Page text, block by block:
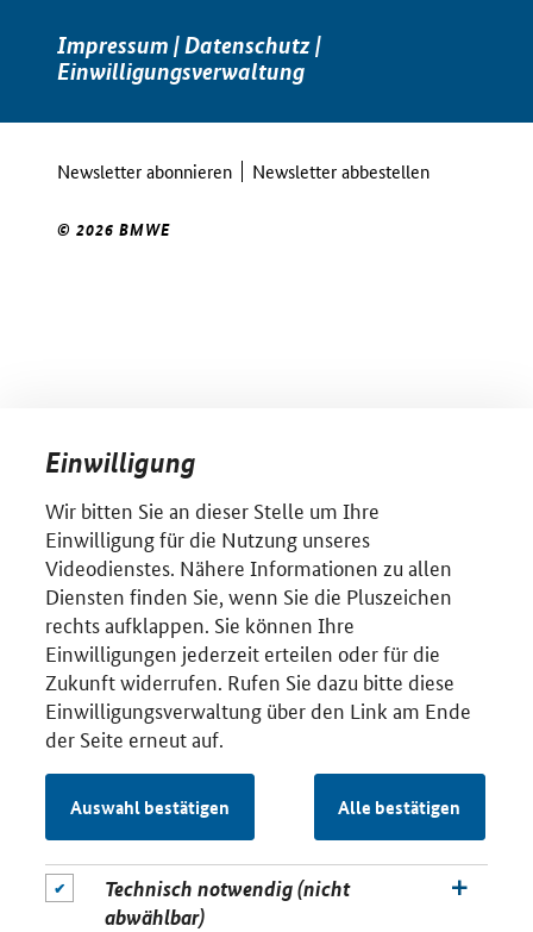
Impressum |Datenschutz|
Einwilligungsverwaltung
Newsletter abonnieren Newsletter abbestellen
© 2026 BMWE
Einwilligung
Wir bitten Sie an dieser Stelle um Ihre
Einwilligung für die Nutzung unseres
Videodienstes. Nähere Informationen zu allen
Diensten finden Sie, wenn Sie die Pluszeichen
rechts aufklappen. Sie können Ihre
Einwilligungen jederzeit erteilen oder für die
Zukunft widerrufen. Rufen Sie dazu bitte diese
Einwilligungsverwaltung über den Link am Ende
der Seite erneut auf.
Auswahl bestätigen Alle bestätigen
Technisch notwendig (nicht
abwählbar)